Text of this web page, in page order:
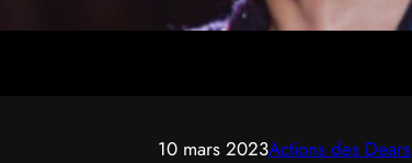
10 mars 2023Actions des Dears